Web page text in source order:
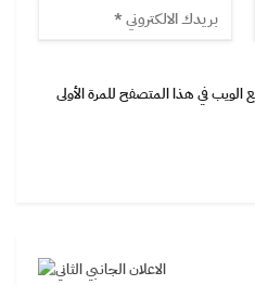
الويب في هذا المتصفح للمرة الأولى